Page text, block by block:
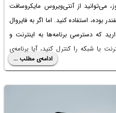
می‌توانید از آنتی‌ویروس مایکروسافت
بوده، استفاده کنید. اما اگر به فایروال
که دسترسی برنامه‌ها به اینترنت و
یا شبکه را کنترل کنید، آیا برنامه‌ی
ادامه‌ی مطلب ...